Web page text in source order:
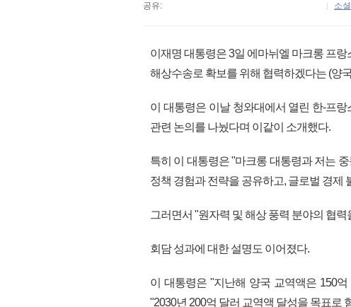
공유:
소
이재명 대통령은 3일 에마뉘엘 마크롱 프
해상수송로 확보를 위해 협력하겠다는 (양
이 대통령은 이날 청와대에서 열린 한-프
관련 논의를 나눴다며 이같이 소개했다.
특히 이 대통령은 "마크롱 대통령과 저는
정책 경험과 전략을 공유하고, 글로벌 경제
그러면서 "원자력 및 해상 풍력 분야의 협
회담 성과에 대한 설명도 이어졌다.
이 대통령은 "지난해 양국 교역액은 150
"2030년 200억 달러 교역액 달성을 목표로